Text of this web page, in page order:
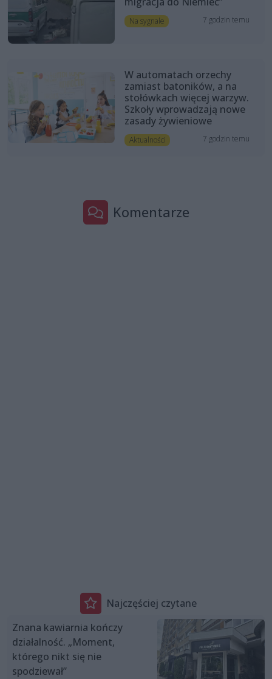
Na sygnale 7 godzin temu
W automatach orzechy
zamiast batoników, a na
stołówkach więcej warzyw.
Szkoły wprowadzają nowe
zasady żywieniowe
Aktualności 7 godzin temu
Komentarze
Najczęściej czytane
Znana kawiarnia kończy
działalność. „Moment,
którego nikt się nie
spodziewał”